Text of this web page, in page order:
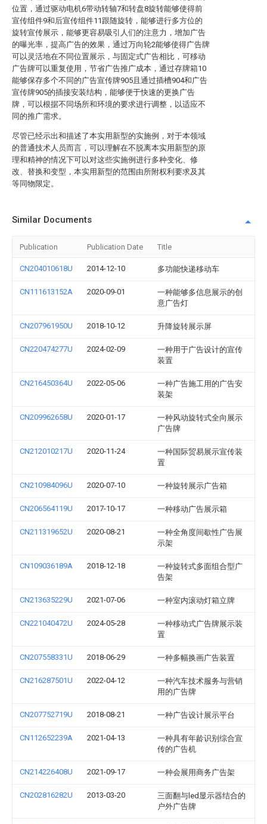
位置，通过驱动电机6带动转轴7和转盘8旋转能够使得前
宣传组件9和后宣传组件11跟随旋转，能够进行多方位的
旋转宣传展示，能够更容易吸引人们的注意力，增加广告
的曝光率，提高广告的效果，通过万向轮2能够使得广告牌
可以灵活地在不同位置展示，与固定式广告相比，可移动
广告牌可以重复使用，节省广告推广成本，通过存牌箱10
能够保存多个不同的广告宣传牌905且通过插槽904和广告
宣传牌905的插接安装结构，能够便于快速的更换广告
牌，可以根据不同场所和环境的要求进行调整，以适应不
同的推广需求。
尽管已经示出和描述了本实用新型的实施例，对于本领域
的普通技术人员而言，可以理解在不脱离本实用新型的原
理和精神的情况下可以对这些实施例进行多种变化、修
改、替换和变型，本实用新型的范围由所附权利要求及其
等同物限定。
Similar Documents
Publication Publication Date Title
CN204010618U 2014-12-10 多功能快递移动车
CN111613152A 2020-09-01
一种能够多信息展示的创
意广告灯
CN207961950U 2018-10-12 升降旋转展示屏
CN220474277U 2024-02-09
一种用于广告设计的宣传
装置
CN216450364U 2022-05-06
一种广告施工用的广告安
装架
CN209962658U 2020-01-17
一种风动旋转式全向展示
广告牌
CN212010217U 2020-11-24
一种国际贸易展示宣传装
置
CN210984096U 2020-07-10 一种旋转展示广告箱
CN206564119U 2017-10-17 一种移动广告展示箱
CN211319652U 2020-08-21
一种全角度间歇性广告展
示架
CN109036189A 2018-12-18
一种旋转式多面组合型广
告架
CN213635229U 2021-07-06 一种室内滚动灯箱立牌
CN221040472U 2024-05-28
一种移动式广告牌展示装
置
CN207558331U 2018-06-29 一种多幅换画广告装置
CN216287501U 2022-04-12
一种汽车技术服务与营销
用的广告牌
CN207752719U 2018-08-21 一种广告设计展示平台
CN112652239A 2021-04-13
一种具有年龄识别综合宣
传的广告机
CN214226408U 2021-09-17 一种会展用商务广告架
CN202816282U 2013-03-20
三面翻与led显示器结合的
户外广告牌